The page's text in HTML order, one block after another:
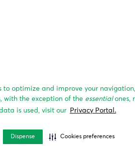
to optimize and improve your
with the exception of the essentialones,
is used, visit our
Privacy Portal.
Dispense Cookies preferences